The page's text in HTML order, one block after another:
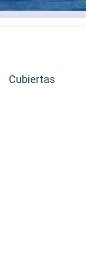
Cubiertas